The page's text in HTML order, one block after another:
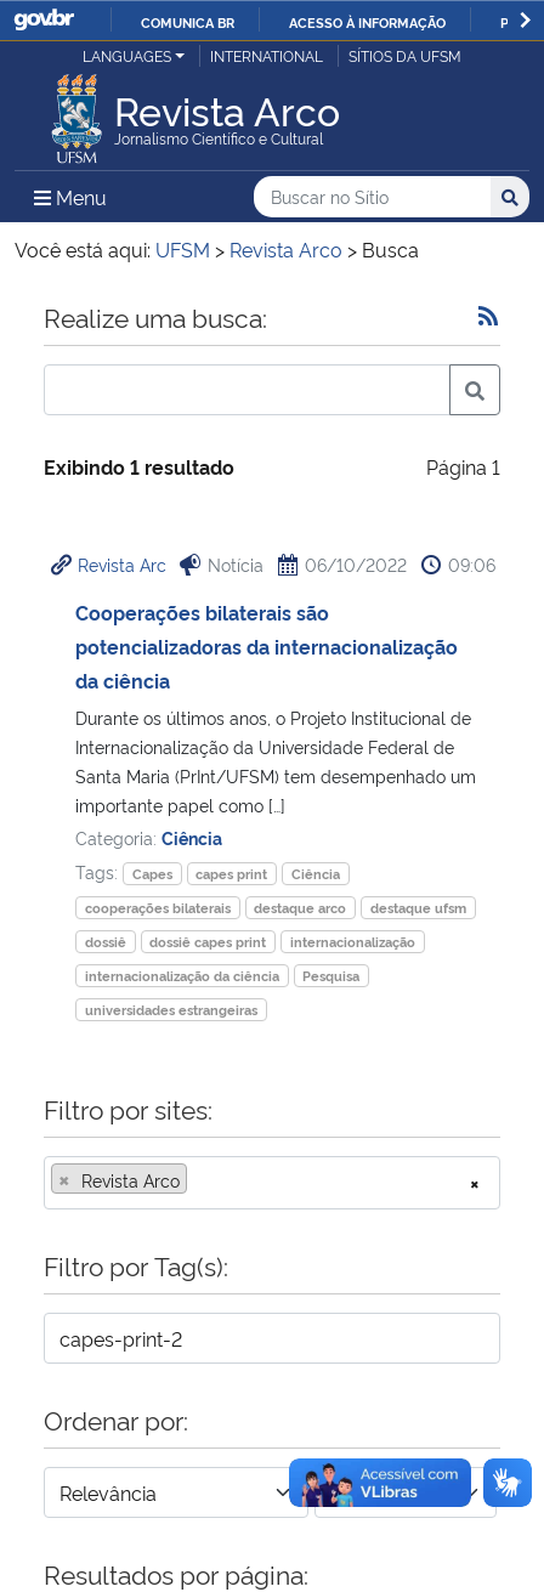
IR
O
COMUNICA BR ACESSO À INFORMAÇÃO
Ministério da Justiça e Segurança Pública
Ministério da Defesa
Ministério das Relações Exteriores
Ministério da Economia
Ministério da Infraestrutura
Ministério da Cidadania
Ministério da Saúde
Ministério de Minas e Energia
Ministério da Ciência, Tecnologia, Inovações e Comunicações
Ministério do Meio Ambiente
Ministério do Turismo
Ministério do Desenvolvimento Regional
Controladoria-Geral da União
Secretaria-Geral
Secretaria de Governo
Gabinete de Segurança Institucional
Advocacia-Geral da União
Planalto
LANGUAGES INTERNATIONAL SÍTIOS DA UFSM
Revista Arco
Jornalismo Científico e Cultural
Menu Menu Principal do Sítio
Busca
Buscar no no Sítio
Busca:
Você está aqui: UFSM > Revista Arco > Busca
Início do conteúdo
Realize uma busca:
Exibindo 1 resultado Página 1
Revista Arc Notícia 06/10/2022 09:06
Cooperações bilaterais são
potencializadoras da internacionalização
da ciência
Durante os últimos anos, o Projeto Institucional de
Internacionalização da Universidade Federal de
Santa Maria (PrInt/UFSM) tem desempenhado um
importante papel como […]
Categoria: Ciência
Tags:
Capes capes print
Ciência
cooperações bilaterais
destaque arco
destaque ufsm
dossiê
dossiê capes print
internacionalização
internacionalização da ciência
Pesquisa
universidades estrangeiras
Filtro por sites:
×
× Revista Arco
Filtro por Tag(s):
Ordenar por:
Resultados por página: